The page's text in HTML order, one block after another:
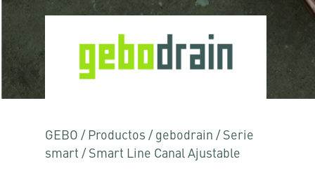
GEBO / Productos / gebodrain / Serie
smart / Smart Line Canal Ajustable